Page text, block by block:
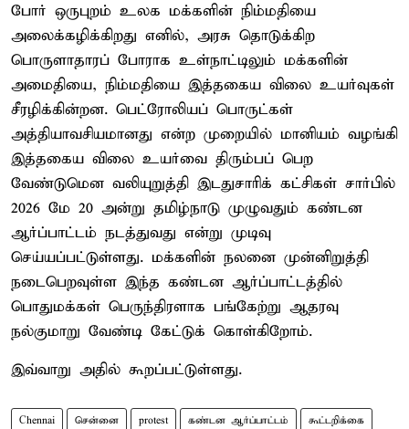
போர் ஒருபுறம் உலக மக்களின் நிம்மதியை
அலைக்கழிக்கிறது எனில், அரசு தொடுக்கிற
பொருளாதாரப் போராக உள்நாட்டிலும் மக்களின்
அமைதியை, நிம்மதியை இத்தகைய விலை உயர்வுகள்
சீரழிக்கின்றன. பெட்ரோலியப் பொருட்கள்
அத்தியாவசியமானது என்ற முறையில் மானியம் வழங்கி
இத்தகைய விலை உயர்வை திரும்பப் பெற
வேண்டுமென வலியுறுத்தி இடதுசாரிக் கட்சிகள் சார்பில்
2026 மே 20 அன்று தமிழ்நாடு முழுவதும் கண்டன
ஆர்ப்பாட்டம் நடத்துவது என்று முடிவு
செய்யப்பட்டுள்ளது. மக்களின் நலனை முன்னிறுத்தி
நடைபெறவுள்ள இந்த கண்டன ஆர்ப்பாட்டத்தில்
பொதுமக்கள் பெருந்திரளாக பங்கேற்று ஆதரவு
நல்குமாறு வேண்டி கேட்டுக் கொள்கிறோம்.
இவ்வாறு அதில் கூறப்பட்டுள்ளது.
Chennai சென்னை protest கண்டன ஆர்ப்பாட்டம் கூட்டறிக்கை